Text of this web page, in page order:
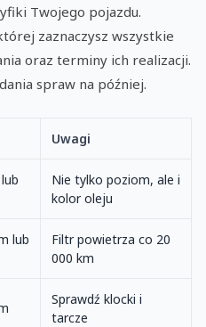
Twojego pojazdu.
zaznaczysz wszystkie
oraz terminy ich realizacji.
spraw na później.
Uwagi
Nie tylko poziom, ale i
kolor oleju
lub
Filtr powietrza co 20
000 km
Sprawdź klocki i
tarcze